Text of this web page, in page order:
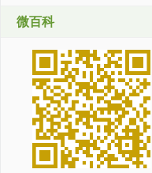
微百科